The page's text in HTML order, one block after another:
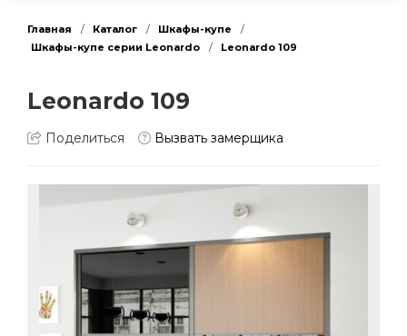
Главная Каталог
Шкафы-купе
Шкафы-купе серии Leonardo
Leonardo 109
Leonardo 109
Поделиться Вызвать замерщика